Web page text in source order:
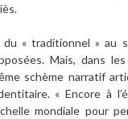
« traditionnel » au
Mais, dans
schème narratif
« Encore à
mondiale pour